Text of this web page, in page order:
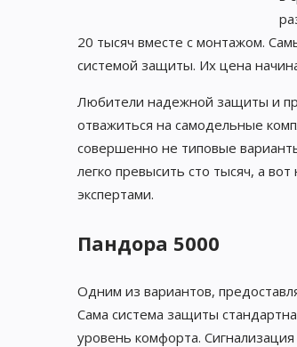
20 тысяч вместе с монтажом.
системой защиты. Их цена
Любители надежной защиты и
отважиться на самодельные
совершенно не типовые
легко превысить сто тысяч, а
экспертами.
Пандора 5000
Одним из вариантов,
Сама система защиты
уровень комфорта.